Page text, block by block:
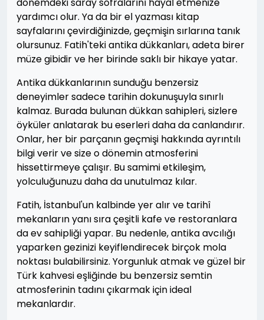
yardımcı olur. Ya da bir el yazması kitap
sayfalarını çevirdiğinizde, geçmişin sırlarına tanık
olursunuz. Fatih'teki antika dükkanları, adeta birer
müze gibidir ve her birinde saklı bir hikaye yatar.
Antika dükkanlarının sunduğu benzersiz
deneyimler sadece tarihin dokunuşuyla sınırlı
kalmaz. Burada bulunan dükkan sahipleri, sizlere
öyküler anlatarak bu eserleri daha da canlandırır.
Onlar, her bir parçanın geçmişi hakkında ayrıntılı
bilgi verir ve size o dönemin atmosferini
hissettirmeye çalışır. Bu samimi etkileşim,
yolculuğunuzu daha da unutulmaz kılar.
Fatih, İstanbul'un kalbinde yer alır ve tarihî
mekanların yanı sıra çeşitli kafe ve restoranlara
da ev sahipliği yapar. Bu nedenle, antika avcılığı
yaparken gezinizi keyiflendirecek birçok mola
noktası bulabilirsiniz. Yorgunluk atmak ve güzel bir
Türk kahvesi eşliğinde bu benzersiz semtin
atmosferinin tadını çıkarmak için ideal
mekanlardır.